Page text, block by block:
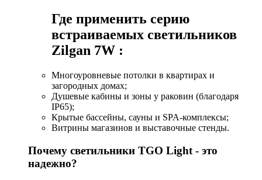
Где применить серию
встраиваемых светильников
Zilgan 7W :
Многоуровневые потолки в квартирах и
загородных домах;
Душевые кабины и зоны у раковин (благодаря
IP65);
Крытые бассейны, сауны и SPA-комплексы;
Витрины магазинов и выставочные стенды.
Почему светильники TGO Light - это
надежно?